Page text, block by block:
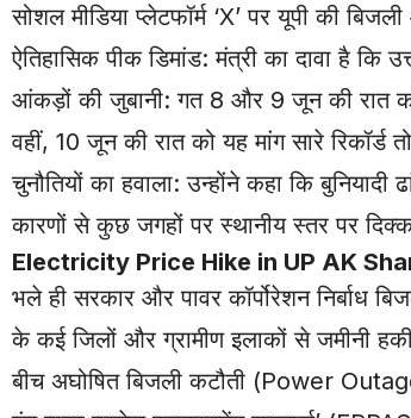
सोशल मीडिया प्लेटफॉर्म ‘X’ पर यूपी की
ऐतिहासिक पीक डिमांड: मंत्री का दावा है कि
आंकड़ों की जुबानी: गत 8 और 9 जून की रात को
वहीं, 10 जून की रात को यह मांग सारे
चुनौतियों का हवाला: उन्होंने कहा कि
कारणों से कुछ जगहों पर स्थानीय स्तर पर
Electricity Price Hike in UP AK
भले ही सरकार और पावर कॉर्पोरेशन
के कई जिलों और ग्रामीण इलाकों से जमीनी
बीच अघोषित बिजली कटौती (Power